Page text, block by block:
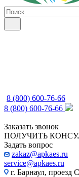
8 (800) 600-76-66
8 (800) 600-76-66
Заказать звонок
ПОЛУЧИТЬ
Задать вопрос
zakaz@apkaes.ru
service@apkaes.ru
г. Барнаул,